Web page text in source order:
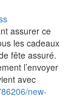
assurer ce
les cadeaux
fête assuré.
l’envoyer
avec
new-